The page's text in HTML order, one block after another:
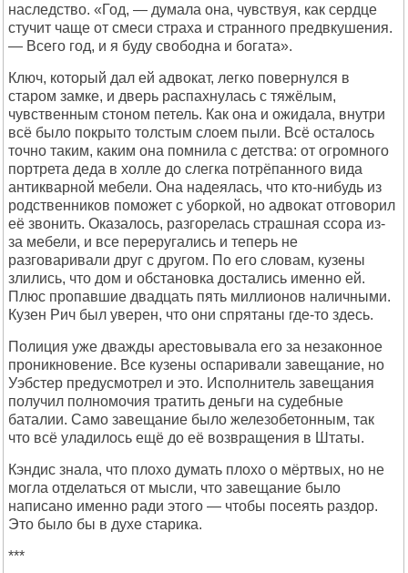
наследство. «Год, — думала она, чувствуя, как сердце
стучит чаще от смеси страха и странного предвкушения.
— Всего год, и я буду свободна и богата».
Ключ, который дал ей адвокат, легко повернулся в
старом замке, и дверь распахнулась с тяжёлым,
чувственным стоном петель. Как она и ожидала, внутри
всё было покрыто толстым слоем пыли. Всё осталось
точно таким, каким она помнила с детства: от огромного
портрета деда в холле до слегка потрёпанного вида
антикварной мебели. Она надеялась, что кто-нибудь из
родственников поможет с уборкой, но адвокат отговорил
её звонить. Оказалось, разгорелась страшная ссора из-
за мебели, и все переругались и теперь не
разговаривали друг с другом. По его словам, кузены
злились, что дом и обстановка достались именно ей.
Плюс пропавшие двадцать пять миллионов наличными.
Кузен Рич был уверен, что они спрятаны где-то здесь.
Полиция уже дважды арестовывала его за незаконное
проникновение. Все кузены оспаривали завещание, но
Уэбстер предусмотрел и это. Исполнитель завещания
получил полномочия тратить деньги на судебные
баталии. Само завещание было железобетонным, так
что всё уладилось ещё до её возвращения в Штаты.
Кэндис знала, что плохо думать плохо о мёртвых, но не
могла отделаться от мысли, что завещание было
написано именно ради этого — чтобы посеять раздор.
Это было бы в духе старика.
***